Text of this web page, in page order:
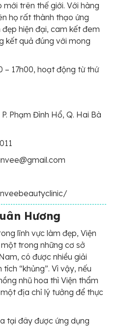
trên thế giới. Với hàng
họ rất thành thạo ứng
hiện đại, cam kết đem
kết quả đúng với mong
– 17h00, hoạt động từ thứ
Phạm Đình Hổ, Q. Hai Bà
Hương
lĩnh vực làm đẹp, Viện
trong những cơ sở
có được nhiều giải
“khủng”. Vì vậy, nếu
nhũ hoa thì Viện thẩm
địa chỉ lý tưởng để thực
tại đây được ứng dụng